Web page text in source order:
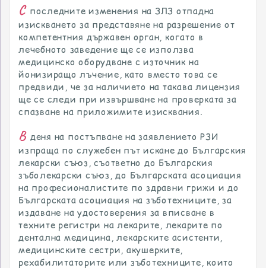
С последните изменения на ЗЛЗ отпадна
изискването за представяне на разрешение от
компетентния държавен орган, когато в
лечебното заведение ще се използва
медицинско оборудване с източник на
йонизиращо лъчение, като вместо това се
предвиди, че за наличието на такава лицензия
ще се следи при извършване на проверката за
спазване на приложимите изисквания.
В деня на постъпване на заявлението РЗИ
изпраща по служебен път искане до Българския
лекарски съюз, съответно до Българския
зъболекарски съюз, до Българската асоциация
на професионалистите по здравни грижи и до
Българската асоциация на зъботехниците, за
издаване на удостоверения за вписване в
техните регистри на лекарите, лекарите по
дентална медицина, лекарските асистенти,
медицинските сестри, акушерките,
рехабилитаторите или зъботехниците, които